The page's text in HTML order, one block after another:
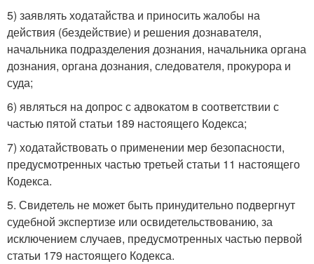
5) заявлять ходатайства и приносить жалобы на
действия (бездействие) и решения дознавателя,
начальника подразделения дознания, начальника органа
дознания, органа дознания, следователя, прокурора и
суда;
6) являться на допрос с адвокатом в соответствии с
частью пятой статьи 189 настоящего Кодекса;
7) ходатайствовать о применении мер безопасности,
предусмотренных частью третьей статьи 11 настоящего
Кодекса.
5. Свидетель не может быть принудительно подвергнут
судебной экспертизе или освидетельствованию, за
исключением случаев, предусмотренных частью первой
статьи 179 настоящего Кодекса.